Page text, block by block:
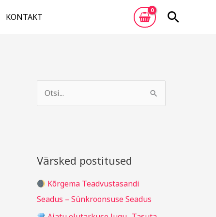
KONTAKT Otsi
c
f
o
Värsked postitused
Kõrgema Teadvustasandi
Seadus – Sünkroonsuse Seadus
h
b
g
i
d